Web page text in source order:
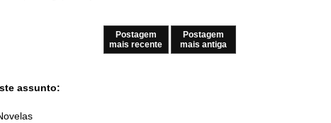
Postagem
mais recente
Postagem
mais antiga
assunto: